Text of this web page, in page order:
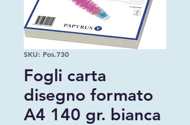
SKU: Pos.730
Fogli carta
disegno formato
A4 140 gr. bianca